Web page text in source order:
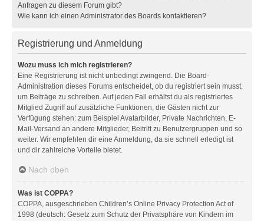
Anfragen zu diesem Forum gibt?
Wie kann ich einen Administrator des Boards kontaktieren?
Registrierung und Anmeldung
Wozu muss ich mich registrieren?
Eine Registrierung ist nicht unbedingt zwingend. Die Board-
Administration dieses Forums entscheidet, ob du registriert sein musst,
um Beiträge zu schreiben. Auf jeden Fall erhältst du als registriertes
Mitglied Zugriff auf zusätzliche Funktionen, die Gästen nicht zur
Verfügung stehen: zum Beispiel Avatarbilder, Private Nachrichten, E-
Mail-Versand an andere Mitglieder, Beitritt zu Benutzergruppen und so
weiter. Wir empfehlen dir eine Anmeldung, da sie schnell erledigt ist
und dir zahlreiche Vorteile bietet.
Nach oben
Was ist COPPA?
COPPA, ausgeschrieben Children’s Online Privacy Protection Act of
1998 (deutsch: Gesetz zum Schutz der Privatsphäre von Kindern im